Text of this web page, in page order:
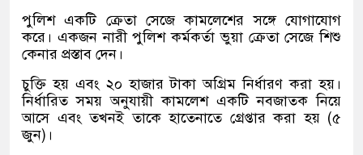
পুলিশ একটি ক্রেতা সেজে কামলেশের সঙ্গে যোগাযোগ
করে। একজন নারী পুলিশ কর্মকর্তা ভুয়া ক্রেতা সেজে শিশু
কেনার প্রস্তাব দেন।
চুক্তি হয় এবং ২০ হাজার টাকা অগ্রিম নির্ধারণ করা হয়।
নির্ধারিত সময় অনুযায়ী কামলেশ একটি নবজাতক নিয়ে
আসে এবং তখনই তাকে হাতেনাতে গ্রেপ্তার করা হয় (৫
জুন)।